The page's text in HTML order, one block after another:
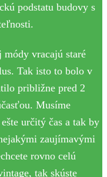
podstatu budovy s
módy vracajú staré
Tak isto to bolo v
približne pred 2
Musíme
určitý čas a tak by
zaujímavými
rovno celú
tak skúste